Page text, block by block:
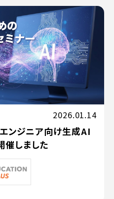
2026.01.14
エンジニア向け生成AI
催しました